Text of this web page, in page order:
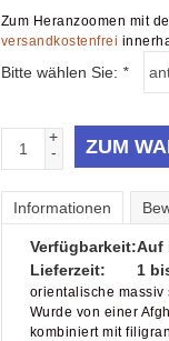
Zum Heranzoomen mit
versandkostenfrei
Bitte wählen Sie: *
+
-
ZUM
Informationen
Verfügbarkeit:Auf
Lieferzeit:
1
orientalische massiv
Wurde von einer
kombiniert mit